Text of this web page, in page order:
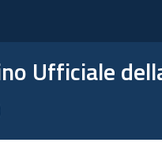
Ufficiale